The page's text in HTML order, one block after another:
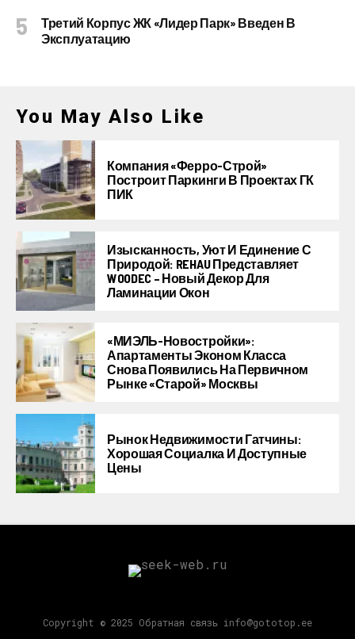
Третий Корпус ЖК «Лидер Парк» Введен В
Эксплуатацию
You May Also Like
Компания «Ферро-Строй»
Построит Паркинги В Проектах ГК
ПИК
Изысканность, Уют И Единение С
Природой: REHAU Представляет
WOODEC – Новый Декор Для
Ламинации Окон
«МИЭЛЬ-Новостройки»:
Апартаменты Эконом Класса
Снова Появились На Первичном
Рынке «старой» Москвы
Рынок Недвижимости Гатчины:
Хорошая Социалка И Доступные
Цены
Copyright © 2025 Обратная связь info@gototop.ee